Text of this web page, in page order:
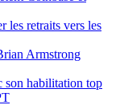
les retraits vers les
Armstrong
son habilitation top